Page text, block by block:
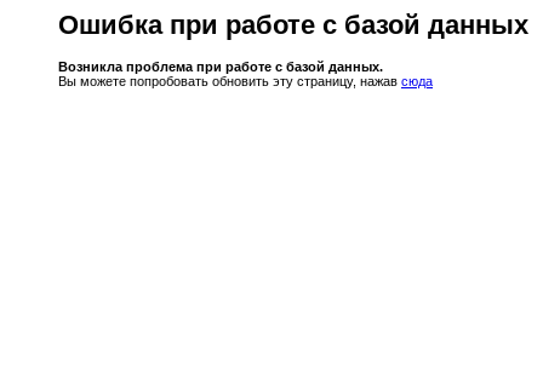
Ошибка при работе с базой данных
Возникла проблема при работе с базой данных.
Вы можете попробовать обновить эту страницу, нажав сюда